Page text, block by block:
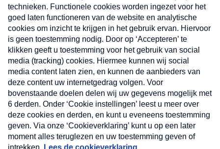
Verzend
Nieuwsbrief
Neem hier een gratis abonnement op onze
nieuwsbrief. Elke vrijdag- en dinsdagochtend in uw